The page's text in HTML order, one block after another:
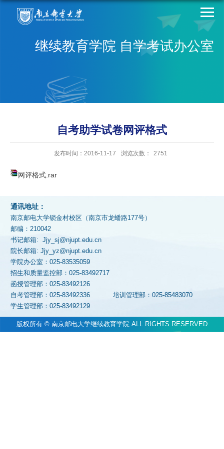
继续教育学院 自学考试办公室
自考助学试卷网评格式
发布时间：2016-11-17 浏览次数： 2751
网评格式.rar
通讯地址：
南京邮电大学锁金村校区（南京市龙蟠路177号）
邮编：210042
书记邮箱: Jjy_sj@njupt.edu.cn
院长邮箱: Jjy_yz@njupt.edu.cn
学院办公室：025-83535059
招生和质量监控部：025-83492717
函授管理部：025-83492126
自考管理部：025-83492336
培训管理部：025-85483070
学生管理部：025-83492129
版权所有 © 南京邮电大学继续教育学院 ALL RIGHTS RESERVED